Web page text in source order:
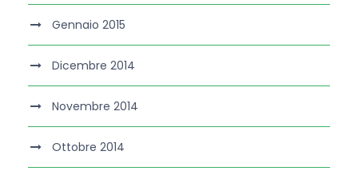
Gennaio 2015
Dicembre 2014
Novembre 2014
Ottobre 2014